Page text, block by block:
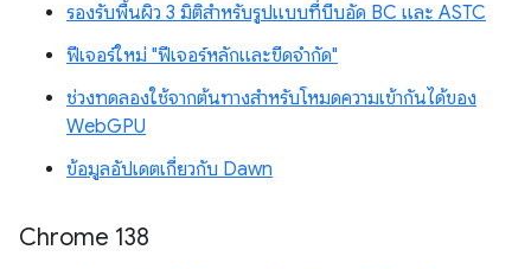
รองรับพื้นผิว 3 มิติสำหรับรูปแบบที่บีบอัด BC และ ASTC
ฟีเจอร์ใหม่ "ฟีเจอร์หลักและขีดจำกัด"
ช่วงทดลองใช้จากต้นทางสำหรับโหมดความเข้ากันได้ของ
WebGPU
ข้อมูลอัปเดตเกี่ยวกับ Dawn
Chrome 138